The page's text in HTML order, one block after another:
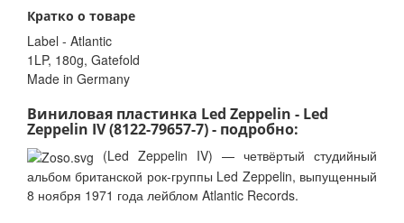
Кратко о товаре
Label - Atlantic
1LP, 180g, Gatefold
Made in Germany
Виниловая пластинка Led Zeppelin - Led
Zeppelin IV (8122-79657-7) - подробно:
(Led Zeppelin IV) — четвёртый студийный
альбом британской рок-группы Led Zeppelin, выпущенный
8 ноября 1971 года лейблом Atlantic Records.